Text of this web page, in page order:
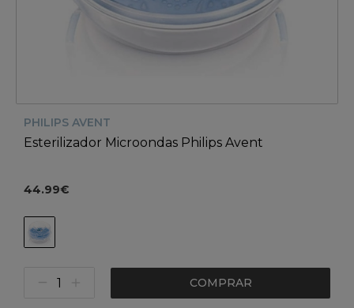
PHILIPS AVENT
Esterilizador Microondas Philips Avent
44.99€
COMPRAR